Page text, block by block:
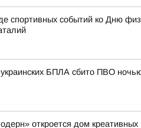
спортивных событий ко Дню
БПЛА сбито ПВО
откроется дом креативных